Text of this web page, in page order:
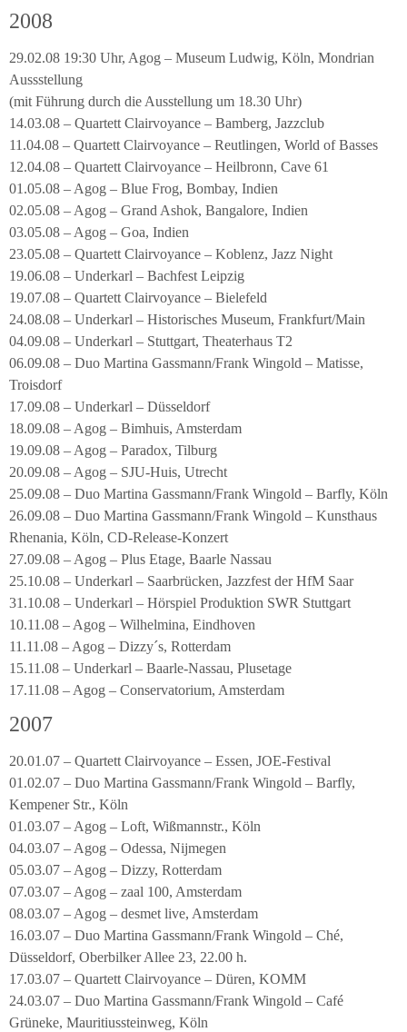
2008
29.02.08 19:30 Uhr, Agog – Museum Ludwig, Köln, Mondrian
Aussstellung
(mit Führung durch die Ausstellung um 18.30 Uhr)
14.03.08 – Quartett Clairvoyance – Bamberg, Jazzclub
11.04.08 – Quartett Clairvoyance – Reutlingen, World of Basses
12.04.08 – Quartett Clairvoyance – Heilbronn, Cave 61
01.05.08 – Agog – Blue Frog, Bombay, Indien
02.05.08 – Agog – Grand Ashok, Bangalore, Indien
03.05.08 – Agog – Goa, Indien
23.05.08 – Quartett Clairvoyance – Koblenz, Jazz Night
19.06.08 – Underkarl – Bachfest Leipzig
19.07.08 – Quartett Clairvoyance – Bielefeld
24.08.08 – Underkarl – Historisches Museum, Frankfurt/Main
04.09.08 – Underkarl – Stuttgart, Theaterhaus T2
06.09.08 – Duo Martina Gassmann/Frank Wingold – Matisse,
Troisdorf
17.09.08 – Underkarl – Düsseldorf
18.09.08 – Agog – Bimhuis, Amsterdam
19.09.08 – Agog – Paradox, Tilburg
20.09.08 – Agog – SJU-Huis, Utrecht
25.09.08 – Duo Martina Gassmann/Frank Wingold – Barfly, Köln
26.09.08 – Duo Martina Gassmann/Frank Wingold – Kunsthaus
Rhenania, Köln, CD-Release-Konzert
27.09.08 – Agog – Plus Etage, Baarle Nassau
25.10.08 – Underkarl – Saarbrücken, Jazzfest der HfM Saar
31.10.08 – Underkarl – Hörspiel Produktion SWR Stuttgart
10.11.08 – Agog – Wilhelmina, Eindhoven
11.11.08 – Agog – Dizzy´s, Rotterdam
15.11.08 – Underkarl – Baarle-Nassau, Plusetage
17.11.08 – Agog – Conservatorium, Amsterdam
2007
20.01.07 – Quartett Clairvoyance – Essen, JOE-Festival
01.02.07 – Duo Martina Gassmann/Frank Wingold – Barfly,
Kempener Str., Köln
01.03.07 – Agog – Loft, Wißmannstr., Köln
04.03.07 – Agog – Odessa, Nijmegen
05.03.07 – Agog – Dizzy, Rotterdam
07.03.07 – Agog – zaal 100, Amsterdam
08.03.07 – Agog – desmet live, Amsterdam
16.03.07 – Duo Martina Gassmann/Frank Wingold – Ché,
Düsseldorf, Oberbilker Allee 23, 22.00 h.
17.03.07 – Quartett Clairvoyance – Düren, KOMM
24.03.07 – Duo Martina Gassmann/Frank Wingold – Café
Grüneke, Mauritiussteinweg, Köln